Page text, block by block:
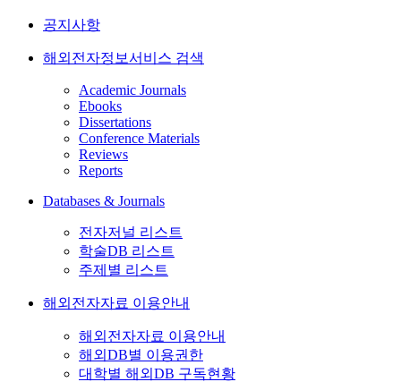
공지사항
해외전자정보서비스 검색
Academic Journals
Ebooks
Dissertations
Conference Materials
Reviews
Reports
Databases & Journals
전자저널 리스트
학술DB 리스트
주제별 리스트
해외전자자료 이용안내
해외전자자료 이용안내
해외DB별 이용권한
대학별 해외DB 구독현황